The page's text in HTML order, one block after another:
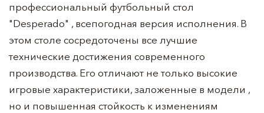
профессиональный футбольный стол
"Desperado" , всепогодная версия исполнения. В
этом столе сосредоточены все лучшие
технические достижения современного
производства. Его отличают не только высокие
игровые характеристики, заложенные в модели ,
но и повышенная стойкость к изменениям